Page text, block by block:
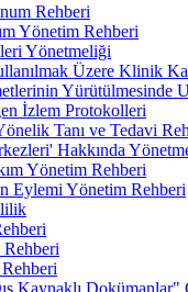
Rehberi
Yönetim Rehberi
Yönetmeliği
Üzere Klinik
Yürütülmesinde
İzlem Protokolleri
Tanı ve Tedavi
Hakkında
Yönetim Rehberi
Eylemi Yönetim Rehberi
Kaynaklı Dokümanlar"